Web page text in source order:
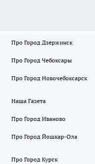
Про Город Дзержинск
Про Город Чебоксары
Про Город Новочебоксарск
Наша Газета
Про Город Иваново
Про Город Йошкар-Ола
Про Город Курск